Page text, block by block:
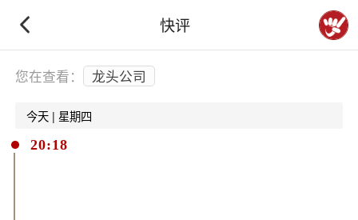
快评
下拉刷新
您在查看： 龙头公司
今天 | 星期四
20:18